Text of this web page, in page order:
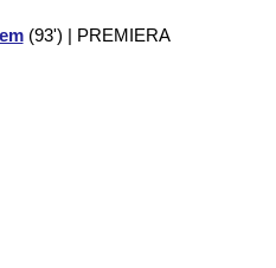
(93') | PREMIERA